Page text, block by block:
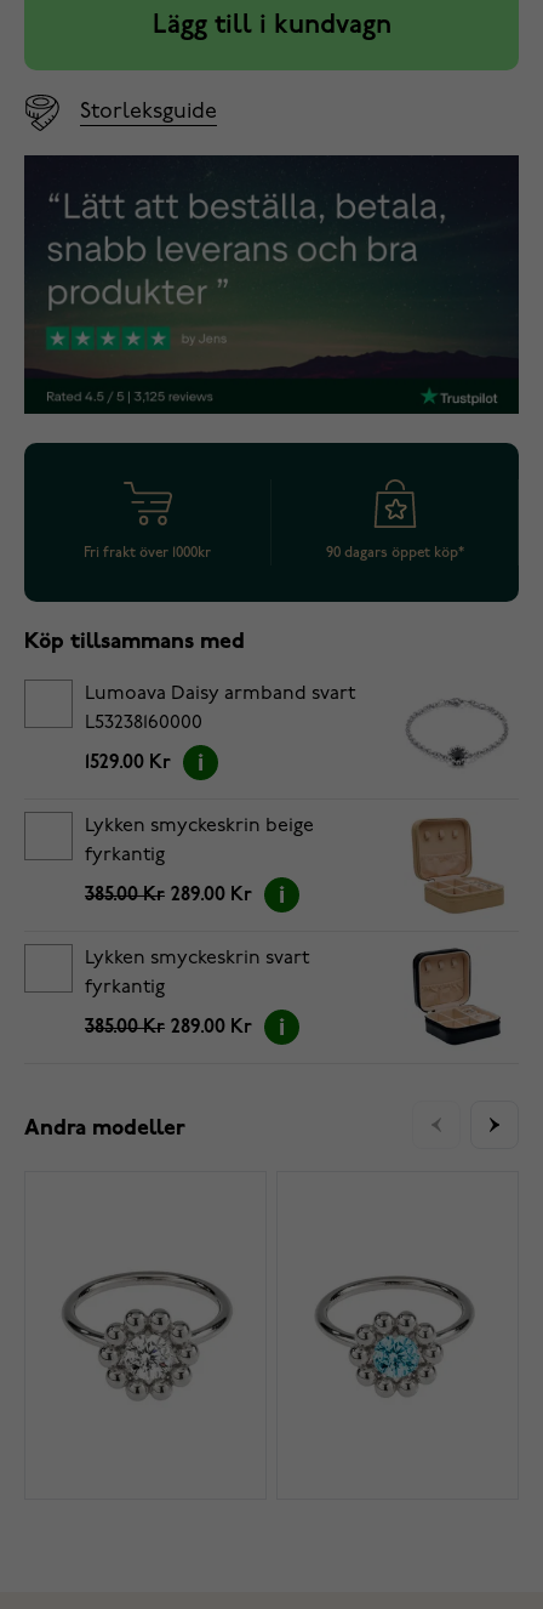
Lägg till i kundvagn
Storleksguide
Fri frakt över 1000kr 90 dagars öppet köp*
Köp tillsammans med
Lumoava Daisy armband svart
L53238160000
1529.00 Kr
Lykken smyckeskrin beige
fyrkantig
385.00 Kr 289.00 Kr
Lykken smyckeskrin svart
fyrkantig
385.00 Kr 289.00 Kr
Andra modeller